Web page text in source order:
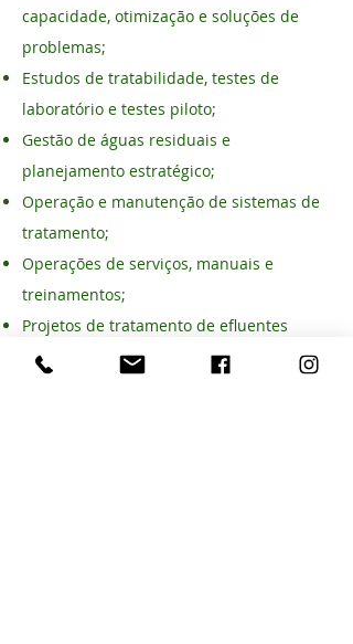
capacidade, otimização e soluções de
problemas;
Estudos de tratabilidade, testes de
laboratório e testes piloto;
Gestão de águas residuais e
planejamento estratégico;
Operação e manutenção de sistemas de
tratamento;
Operações de serviços, manuais e
treinamentos;
Projetos de tratamento de efluentes
domésticos e industriais;